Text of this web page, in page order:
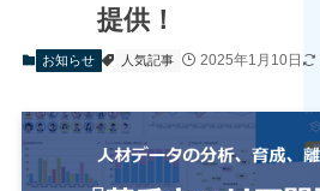
提供！
お知らせ 人気記事 2025年1月10日